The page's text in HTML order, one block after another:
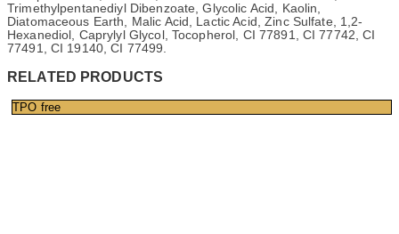
Trimethylpentanediyl Dibenzoate, Glycolic Acid, Kaolin,
Diatomaceous Earth, Malic Acid, Lactic Acid, Zinc Sulfate, 1,2-
Hexanediol, Caprylyl Glycol, Tocopherol, CI 77891, CI 77742, CI
77491, CI 19140, CI 77499.
RELATED PRODUCTS
TPO free